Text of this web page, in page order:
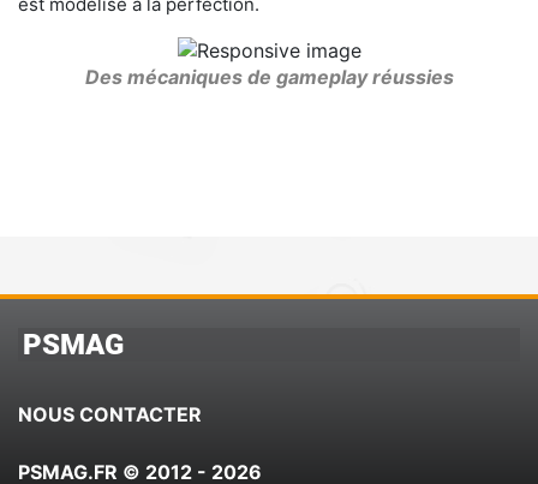
Des mécaniques de gameplay réussies
PSMAG
NOUS CONTACTER
PSMAG.FR © 2012 - 2026